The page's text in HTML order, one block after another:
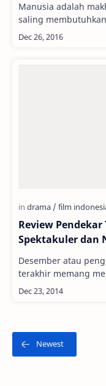
Manusia adalah
saling
dan menjalin
Review
Spektakuler dan
Desember atau
terakhir memang
Indonesia. Selain